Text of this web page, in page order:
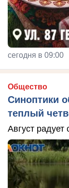
сегодня в 09:00
Общество
Синоптики
теплый
Август радует